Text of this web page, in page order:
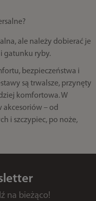
ale należy dobierać je
gatunku ryby.
bezpieczeństwa i
są trwalsze, przynęty
komfortowa. W
akcesoriów – od
i szczypiec, po noże,
na bieżąco!